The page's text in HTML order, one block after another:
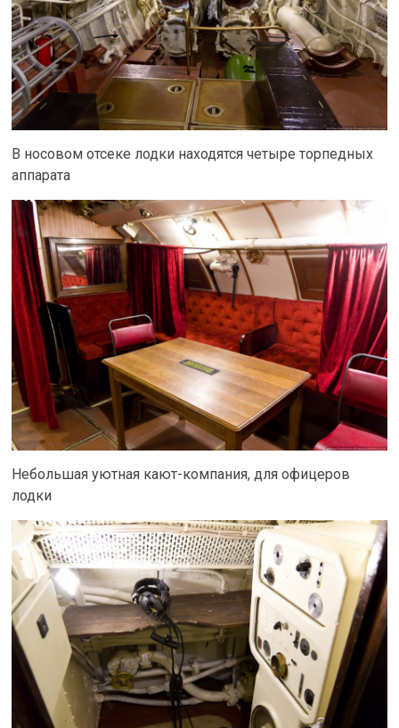
В носовом отсеке лодки находятся четыре торпедных
аппарата
Небольшая уютная кают-компания, для офицеров
лодки